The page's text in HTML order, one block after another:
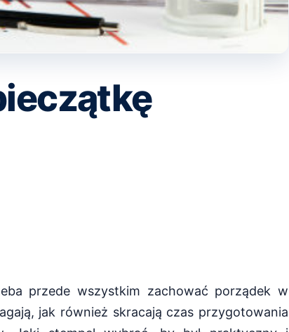
przede wszystkim zachować porządek w
jak również skracają czas przygotowania